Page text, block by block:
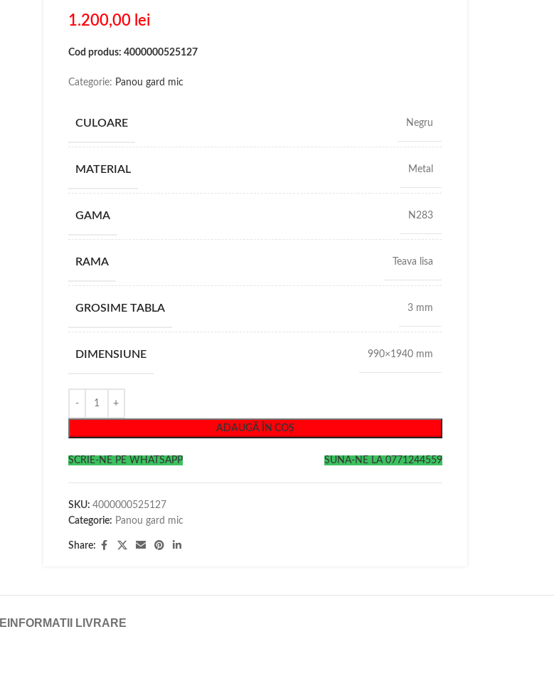
1.200,00 lei
Cod produs: 4000000525127
Categorie: Panou gard mic
CULOARE Negru
MATERIAL Metal
GAMA N283
RAMA Teava lisa
GROSIME TABLA 3 mm
DIMENSIUNE 990×1940 mm
ADAUGĂ ÎN COȘ
SCRIE-NE PE WHATSAPP SUNA-NE LA 0771244559
SKU: 4000000525127
Categorie: Panou gard mic
Share:
INFORMATII LIVRARE